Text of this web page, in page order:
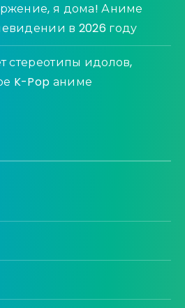
я дома! Аниме
в 2026 году
стереотипы идолов,
K-Pop аниме